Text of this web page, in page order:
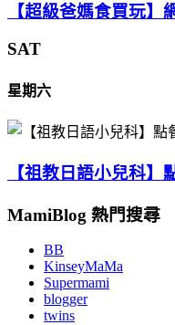
【超級爸媽食買玩】
SAT
星期六
【祖教日語小兒科】
MamiBlog 熱門搜尋
BB
KinseyMaMa
Supermami
blogger
twins